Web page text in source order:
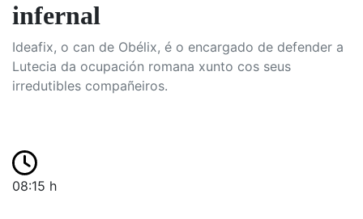
infernal
Ideafix, o can de Obélix, é o encargado de defender a
Lutecia da ocupación romana xunto cos seus
irredutibles compañeiros.
08:15 h